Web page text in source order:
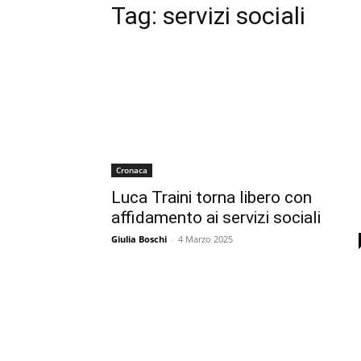
Tag: servizi sociali
Cronaca
Luca Traini torna libero con
affidamento ai servizi sociali
Giulia Boschi - 4 Marzo 2025